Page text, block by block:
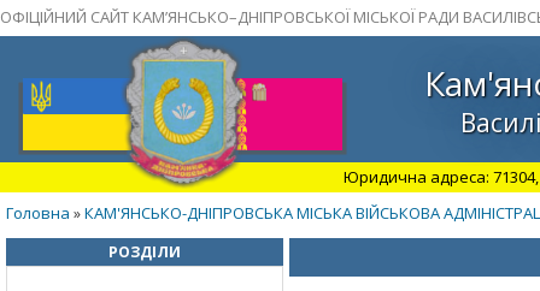
ОФІЦІЙНИЙ САЙТ КАМ’ЯНСЬКО–ДНІПРОВСЬКОЇ МІСЬКОЇ РАДИ
Юридична адреса: 71304,
Головна »КАМ'ЯНСЬКО-ДНІПРОВСЬКА МІСЬКА ВІЙСЬКОВА
РОЗДІЛИ